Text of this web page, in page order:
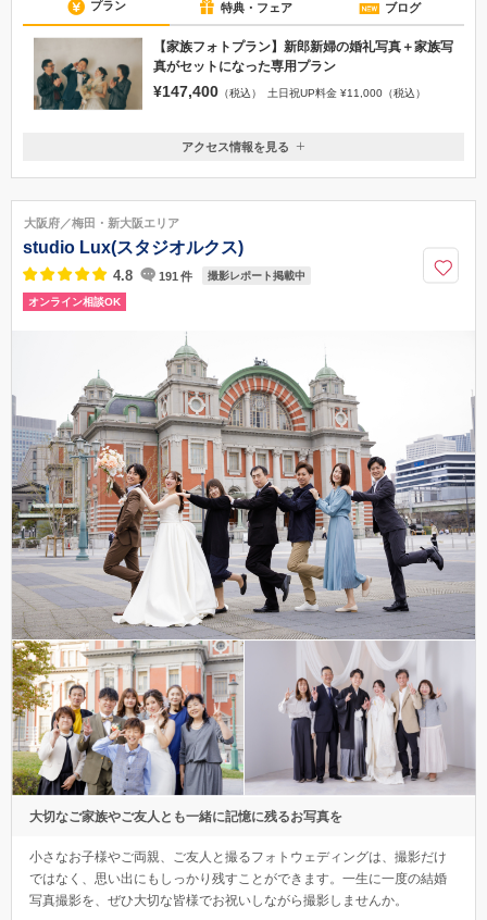
プラン 特典・フェア ブログ
【家族フォトプラン】新郎新婦の婚礼写真＋家族写
真がセットになった専用プラン
¥147,400 （税込） 土日祝UP料金 ¥11,000（税込）
大阪府大阪市北区梅田2-1-22 野村不動産西梅田ビル1階
駅」、各線「梅田駅」より徒歩5分
06-6315-6711
アクセス情報を見る
大阪府／梅田・新大阪エリア
studio Lux(スタジオルクス)
4.8 191 件 撮影レポート掲載中
オンライン相談OK
大切なご家族やご友人とも一緒に記憶に残るお写真を
小さなお子様やご両親、ご友人と撮るフォトウェディングは、撮影だけ
ではなく、思い出にもしっかり残すことができます。一生に一度の結婚
写真撮影を、ぜひ大切な皆様でお祝いしながら撮影しませんか。